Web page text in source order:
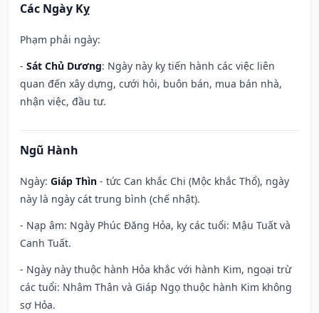
Các Ngày Kỵ
Phạm phải ngày:
- Sát Chủ Dương: Ngày này kỵ tiến hành các việc liên
quan đến xây dựng, cưới hỏi, buôn bán, mua bán nhà,
nhận việc, đầu tư.
Ngũ Hành
Ngày: Giáp Thìn - tức Can khắc Chi (Mộc khắc Thổ), ngày
này là ngày cát trung bình (chế nhật).
- Nạp âm: Ngày Phúc Đăng Hỏa, kỵ các tuổi: Mậu Tuất và
Canh Tuất.
- Ngày này thuộc hành Hỏa khắc với hành Kim, ngoại trừ
các tuổi: Nhâm Thân và Giáp Ngọ thuộc hành Kim không
sợ Hỏa.